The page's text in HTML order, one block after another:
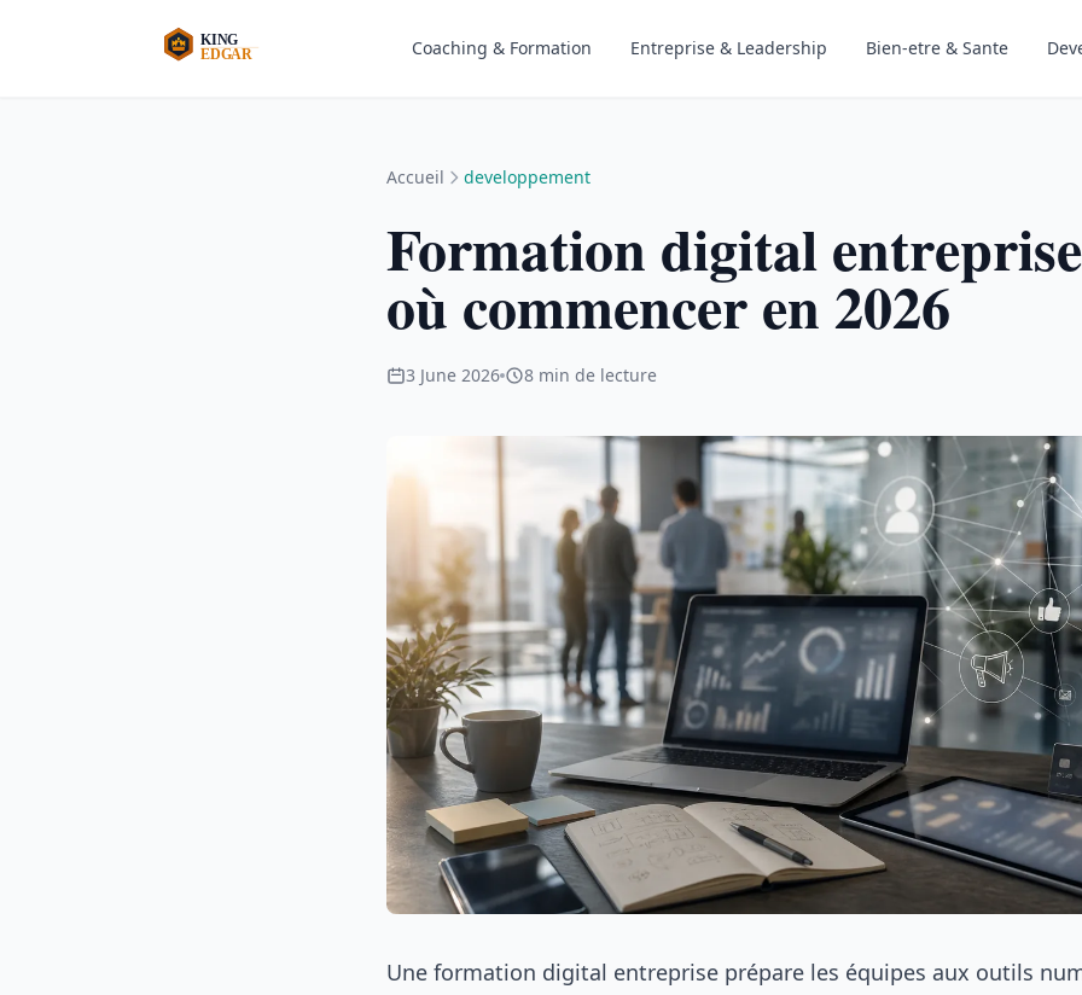
Coaching & Formation Entreprise & Leadership Bien-etre & Sante
Accueil developpement
Formation digital
où commencer en 2026
3 June 2026 8 min de lecture
Une formation digital entreprise prépare les équipes aux outils